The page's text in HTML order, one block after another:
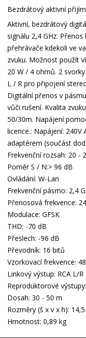
Bezdrátový aktivní
Aktivní, bezdrátový
signálu 2,4 GHz.
přehrávače kdekoli ve
zvuku. Možnost použít
20 W / 4 ohmů. 2
L / R pro připojení
Digitální přenos v
vůči rušení. Kvalita
50/30m. Napájení
licence.: Napájení: 240V
adaptérem (součást
Frekvenční rozsah: 20 -
Poměr S / N:> 96 dB
Ovládání: W-Lan
Frekvenční pásmo: 2,4
Přenosová frekvence:
Modulace: GFSK
THD: -70 dB
Přeslech: -96 dB
Převodník: 16 bitů
Vzorkovací frekvence:
Linkový výstup: RCA L/R
Reproduktorové
Dosah: 30 - 50 m
Rozměry (š x v x h):
Hmotnost: 0,89 kg